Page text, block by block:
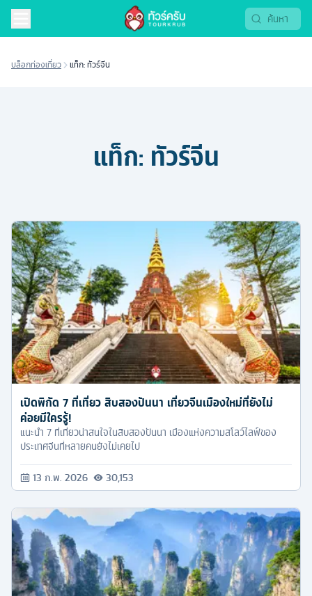
บล็อกท่องเที่ยว แท็ก: ทัวร์จีน
แท็ก: ทัวร์จีน
เปิดพิกัด 7 ที่เที่ยว สิบสองปันนา เที่ยวจีนเมืองใหม่ที่ยังไม่
ค่อยมีใครรู้!
แนะนำ 7 ที่เที่ยวน่าสนใจในสิบสองปันนา เมืองแห่งความสโลว์ไลฟ์ของ
ประเทศจีนที่หลายคนยังไม่เคยไป
13 ก.พ. 2026 30,153